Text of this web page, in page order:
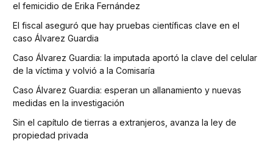
el femicidio de Erika Fernández
El fiscal aseguró que hay pruebas científicas clave en el
caso Álvarez Guardia
Caso Álvarez Guardia: la imputada aportó la clave del celular
de la víctima y volvió a la Comisaría
Caso Álvarez Guardia: esperan un allanamiento y nuevas
medidas en la investigación
Sin el capítulo de tierras a extranjeros, avanza la ley de
propiedad privada